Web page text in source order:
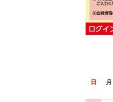
日 月